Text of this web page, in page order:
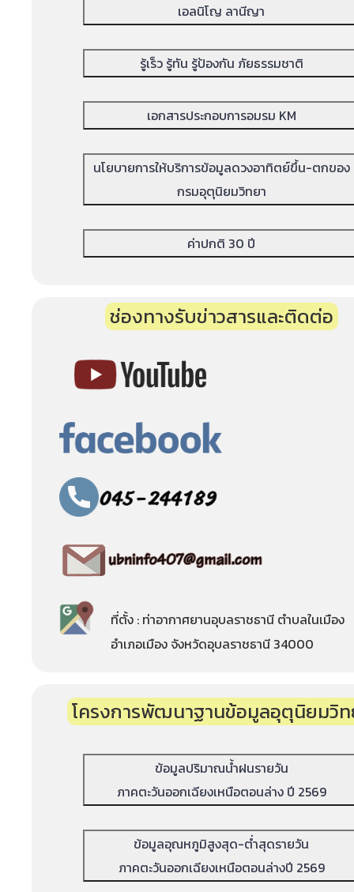
เอลนิโญ ลานีญา
รู้เร็ว รู้ทัน รู้ป้องกัน ภัยธรรมชาติ
เอกสารประกอบการอมรม KM
นโยบายการให้บริการข้อมูลดวงอาทิตย์ขึ้น-ตกของ
กรมอุตุนิยมวิทยา
ค่าปกติ 30 ปี
ช่องทางรับข่าวสารและติดต่อ
ที่ตั้ง : ท่าอากาศยานอุบลราชธานี ตำบลในเมือง
อำเภอเมือง จังหวัดอุบลราชธานี 34000
โครงการพัฒนาฐานข้อมูลอุตุนิยมวิ
ข้อมูลปริมาณน้ำฝนรายวัน
ภาคตะวันออกเฉียงเหนือตอนล่าง ปี 2569
ข้อมูลอุณหภูมิสูงสุด-ต่ำสุดรายวัน
ภาคตะวันออกเฉียงเหนือตอนล่างปี 2569